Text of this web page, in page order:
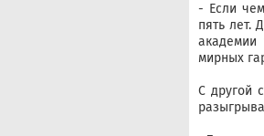
- Если
пять лет.
мирных
С другой